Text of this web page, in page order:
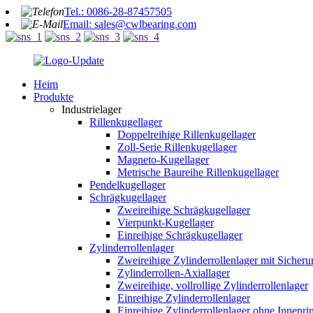
Tel.: 0086-28-87457505
Email: sales@cwlbearing.com
Heim
Produkte
Industrielager
Rillenkugellager
Doppelreihige Rillenkugellager
Zoll-Serie Rillenkugellager
Magneto-Kugellager
Metrische Baureihe Rillenkugellager
Pendelkugellager
Schrägkugellager
Zweireihige Schrägkugellager
Vierpunkt-Kugellager
Einreihige Schrägkugellager
Zylinderrollenlager
Zweireihige Zylinderrollenlager mit
Zylinderrollen-Axiallager
Zweireihige, vollrollige Zylinderrollenlager
Einreihige Zylinderrollenlager
Einreihige Zylinderrollenlager ohne